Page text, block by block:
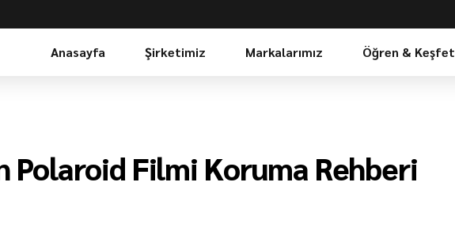
Anasayfa Şirketimiz Markalarımız Öğren & Keşfet
Polaroid Filmi Koruma Rehberi